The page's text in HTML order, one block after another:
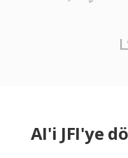
AI'i JFI'ye